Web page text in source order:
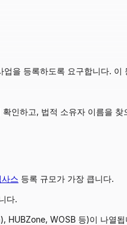
을 등록하도록 요구합니다. 이
인하고, 법적 소유자 이름을 찾
사스 등록 규모가 가장 큽니다.
다.
HUBZone, WOSB 등)이 나열됩